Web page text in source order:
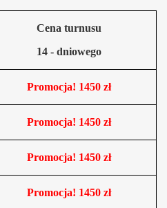
Cena turnusu
14 - dniowego
Promocja! 1450 zł
Promocja! 1450 zł
Promocja! 1450 zł
Promocja! 1450 zł